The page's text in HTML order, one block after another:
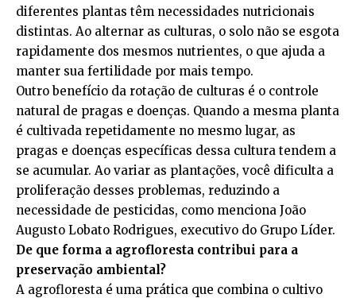
diferentes plantas têm necessidades nutricionais
distintas. Ao alternar as culturas, o solo não se esgota
rapidamente dos mesmos nutrientes, o que ajuda a
manter sua fertilidade por mais tempo.
Outro benefício da rotação de culturas é o controle
natural de pragas e doenças. Quando a mesma planta
é cultivada repetidamente no mesmo lugar, as
pragas e doenças específicas dessa cultura tendem a
se acumular. Ao variar as plantações, você dificulta a
proliferação desses problemas, reduzindo a
necessidade de pesticidas, como menciona João
Augusto Lobato Rodrigues, executivo do Grupo Líder.
De que forma a agrofloresta contribui para a
preservação ambiental?
A agrofloresta é uma prática que combina o cultivo